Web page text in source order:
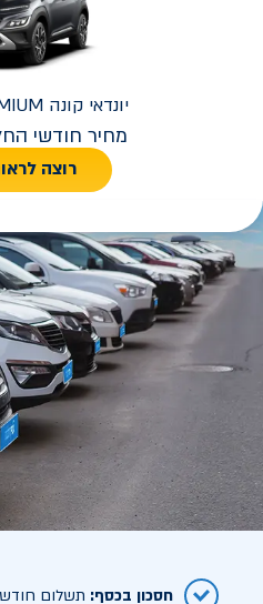
יונדאיקונה PREMIUM היברידי
מחיר חודשי
רוצה
חסכון בכסף: תשלום חודשי